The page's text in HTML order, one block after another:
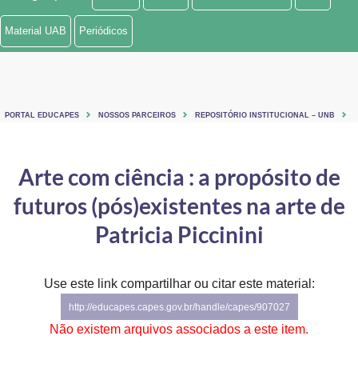
Ministério de Minas e Energia
Controladoria-Geral da União
Ministério da Mulher, da Família e dos Direitos Humanos
Secretaria de Governo
Gabinete de Segurança Institucional
Material UAB Periódicos
PORTAL EDUCAPES NOSSOS PARCEIROS REPOSITÓRIO INSTITUCIONAL – UNB
Arte com ciência : a propósito de
futuros (pós)existentes na arte de
Patricia Piccinini
Use este link compartilhar ou citar este material:
http://educapes.capes.gov.br/handle/capes/907027
Não existem arquivos associados a este item.